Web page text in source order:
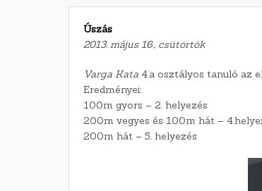
Úszás
2013. május 16., csütörtök
Varga Kata 4.a osztályos tanuló az
Eredményei:
100m gyors – 2. helyezés
200m vegyes és 100m hát –
200m hát – 5. helyezés